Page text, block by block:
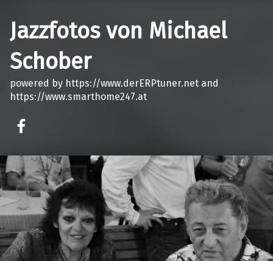
Jazzfotos von Michael
Schober
powered by https://www.derERPtuner.net and
https://www.smarthome247.at